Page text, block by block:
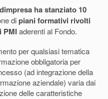
ha stanziato 10
dipiani formativi rivolti
PMIaderenti al Fondo.
per qualsiasi tematica
obbligatoria per
(ad integrazione della
aziendale) varia dai
delle caratteristiche